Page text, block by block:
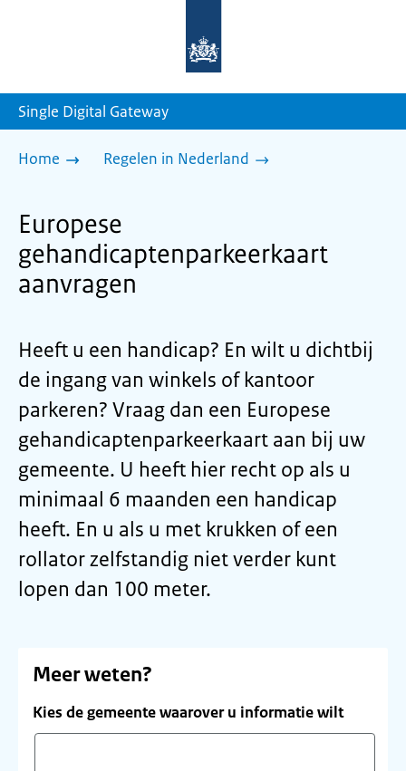
homepage
Single Digital Gateway
Home Regelen in Nederland
Europese
gehandicaptenparkeerkaart
aanvragen
Heeft u een handicap? En wilt u dichtbij
de ingang van winkels of kantoor
parkeren? Vraag dan een Europese
gehandicaptenparkeerkaart aan bij uw
gemeente. U heeft hier recht op als u
minimaal 6 maanden een handicap
heeft. En u als u met krukken of een
rollator zelfstandig niet verder kunt
lopen dan 100 meter.
Meer weten?
Kies de gemeente waarover u informatie wilt